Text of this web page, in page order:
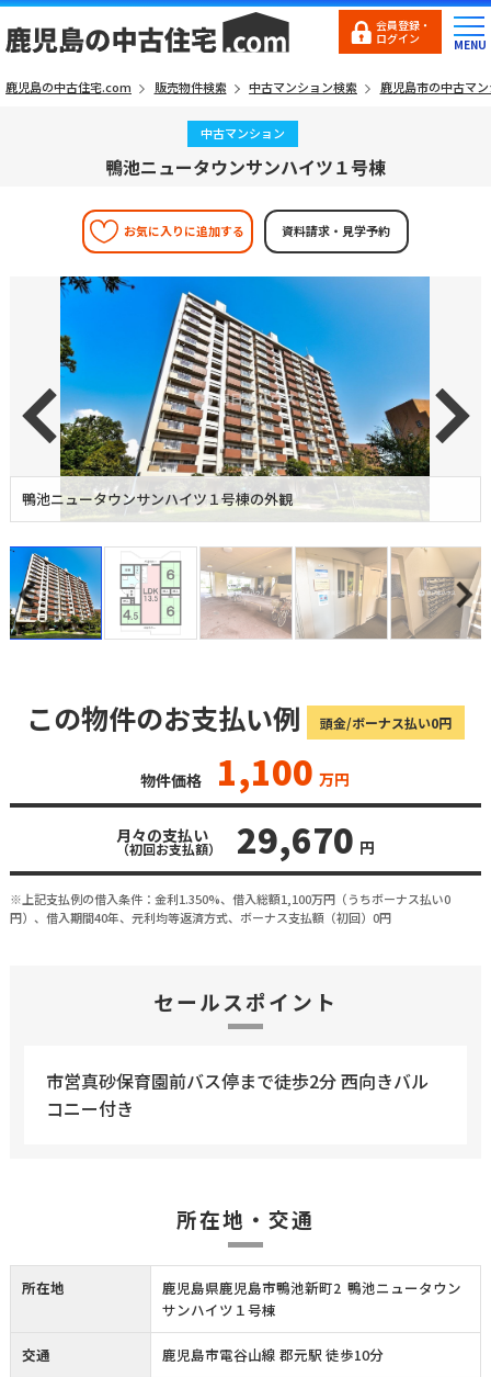
会員登録・
ログイン
鹿児島の中古住宅.com 販売物件検索 中古マンション検索 鹿児島市の中古マ
中古マンション
鴨池ニュータウンサンハイツ１号棟
お気に入りに追加する
鴨池ニュータウンサンハイツ１号棟の外観
この物件のお支払い例 頭金/ボーナス払い0円
物件価格 1,100 万円
月々の支払い
（初回お支払額） 29,670 円
※上記支払例の借入条件：金利1.350%、借入総額1,100万円（うちボーナス払い0
円）、借入期間40年、元利均等返済方式、ボーナス支払額（初回）0円
セールスポイント
市営真砂保育園前バス停まで徒歩2分 西向きバル
コニー付き
所在地・交通
所在地
鹿児島県鹿児島市鴨池新町2 鴨池ニュータウン
サンハイツ１号棟
交通 鹿児島市電谷山線 郡元駅 徒歩10分